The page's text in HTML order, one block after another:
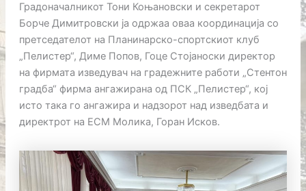
Градоначалникот Тони Коњановски и секретарот
Борче Димитровски ја одржаа оваа координација со
претседателот на Планинарско-спортскиот клуб
„Пелистер“, Диме Попов, Гоце Стојаноски директор
на фирмата изведувач на градежните работи „Стентон
градба“ фирма ангажирана од ПСК „Пелистер“, кој
исто така го ангажира и надзорот над изведбата и
директрот на ЕСМ Молика, Горан Исков.